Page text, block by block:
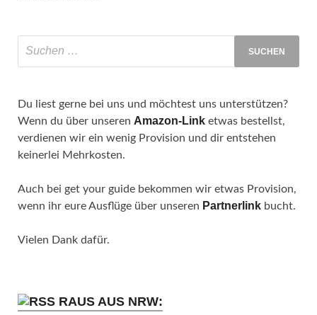
Du liest gerne bei uns und möchtest uns unterstützen?
Wenn du über unseren Amazon-Link etwas bestellst,
verdienen wir ein wenig Provision und dir entstehen
keinerlei Mehrkosten.
Auch bei get your guide bekommen wir etwas Provision,
wenn ihr eure Ausflüge über unseren Partnerlink bucht.
Vielen Dank dafür.
RAUS AUS NRW: